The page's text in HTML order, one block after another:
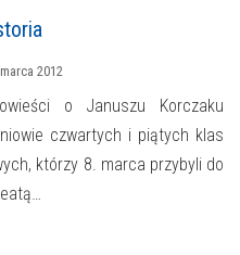
2012
o Januszu Korczaku
czwartych i piątych klas
którzy 8. marca przybyli do